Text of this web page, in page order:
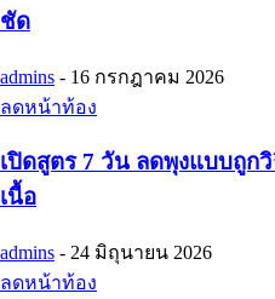
ชัด
admins - 16 กรกฎาคม 2026
ลดหน้าท้อง
เปิดสูตร 7 วัน ลดพุงแบบถูก
เนื้อ
admins - 24 มิถุนายน 2026
ลดหน้าท้อง